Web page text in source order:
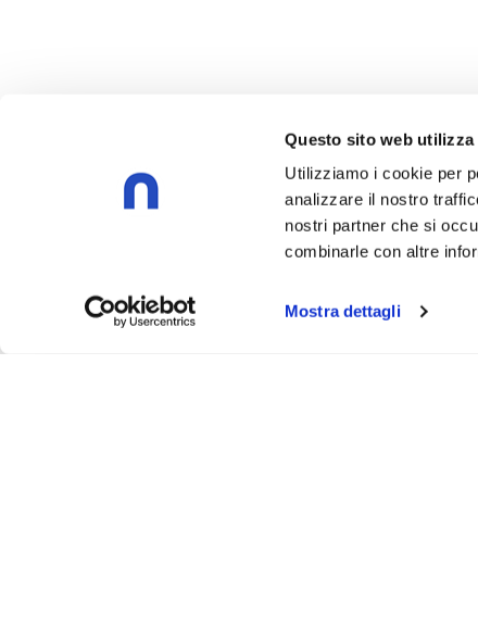
Questo sito web utilizza
Utilizziamo i cookie per
analizzare il nostro
nostri partner che si
combinarle con altre
Mostra dettagli